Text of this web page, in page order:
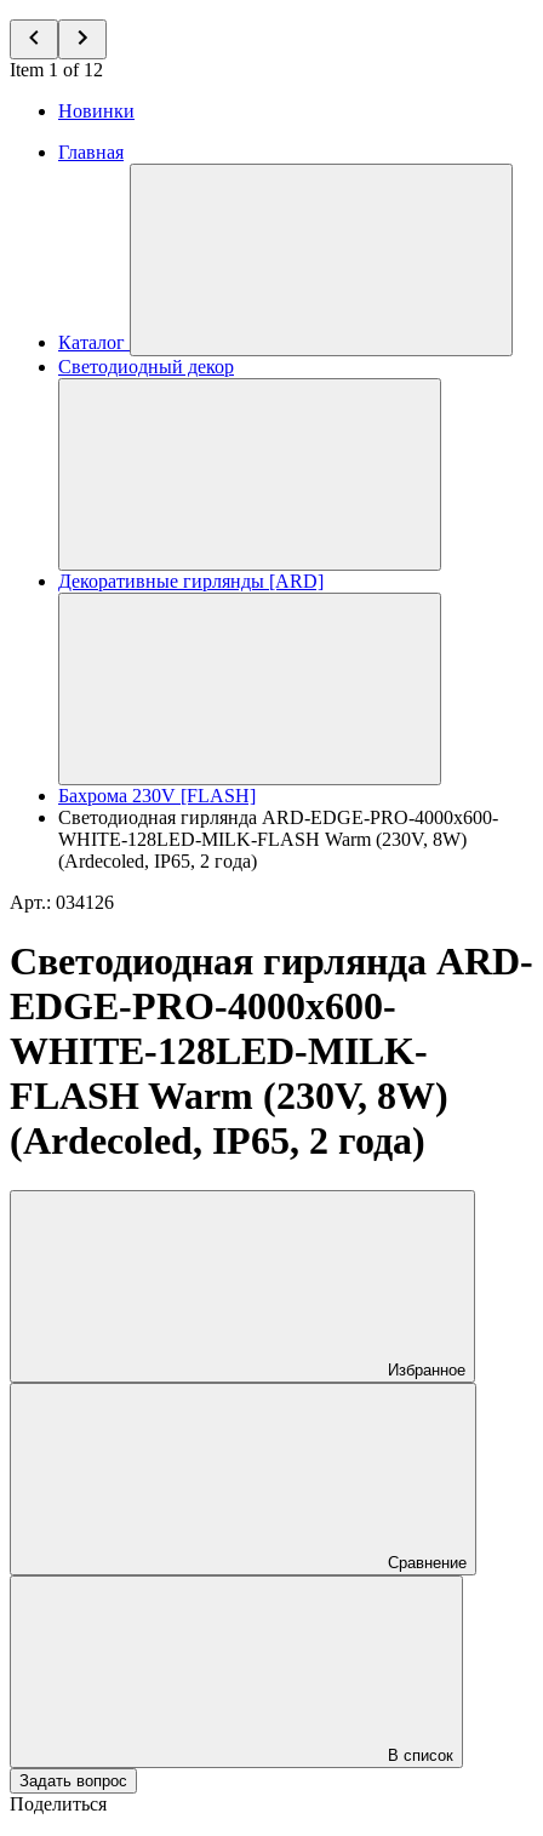
Item 1 of 12
Новинки
Главная
Каталог
Светодиодный декор
Декоративные гирлянды [ARD]
Бахрома 230V [FLASH]
Светодиодная гирлянда ARD-EDGE-PRO-4000x600-
WHITE-128LED-MILK-FLASH Warm (230V, 8W)
(Ardecoled, IP65, 2 года)
Арт.: 034126
Светодиодная гирлянда ARD-
EDGE-PRO-4000x600-
WHITE-128LED-MILK-
FLASH Warm (230V, 8W)
(Ardecoled, IP65, 2 года)
Избранное
Сравнение
В список
Задать вопрос
Поделиться